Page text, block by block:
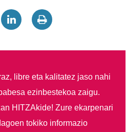
libre eta kalitatez jaso nahi
ezinbestekoa zaigu.
HITZAkide!Zure ekarpenari
tokiko informazio